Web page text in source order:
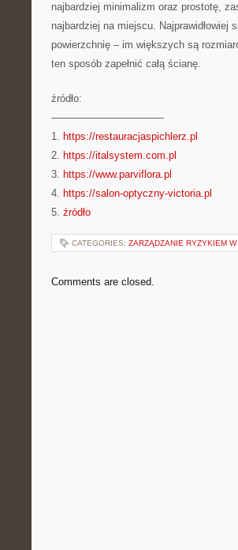
najbardziej minimalizm oraz prostotę,
najbardziej na miejscu.
powierzchnię – im większych są
ten sposób zapełnić całą ścianę.
źródło:
———————————
1. https://restauracjaspichlerz.pl
2. https://italsystem.com.pl
3. https://www.parviflora.pl
4. https://salon-optyczny-victoria.pl
5. źródło
CATEGORIES: ZARZĄDZANIE RYZYKIEM
Comments are closed.